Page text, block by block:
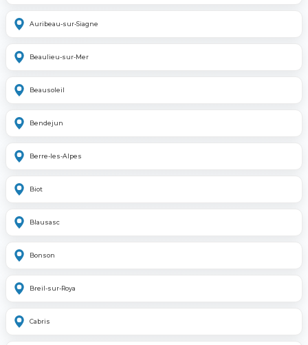
Auribeau-sur-Siagne
Beaulieu-sur-Mer
Beausoleil
Bendejun
Berre-les-Alpes
Biot
Blausasc
Bonson
Breil-sur-Roya
Cabris